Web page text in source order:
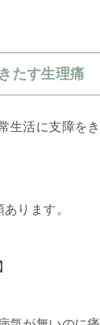
たす生理痛
生活に支障を
ります。